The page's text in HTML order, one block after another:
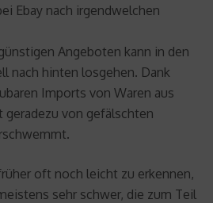
Ebay nach irgendwelchen
Angeboten kann in den
nach hinten losgehen. Dank
Imports von Waren aus
geradezu von gefälschten
oft noch leicht zu erkennen,
sehr schwer, die zum Teil